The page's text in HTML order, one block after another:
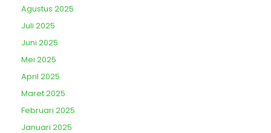
Agustus 2025
Juli 2025
Juni 2025
Mei 2025
April 2025
Maret 2025
Februari 2025
Januari 2025